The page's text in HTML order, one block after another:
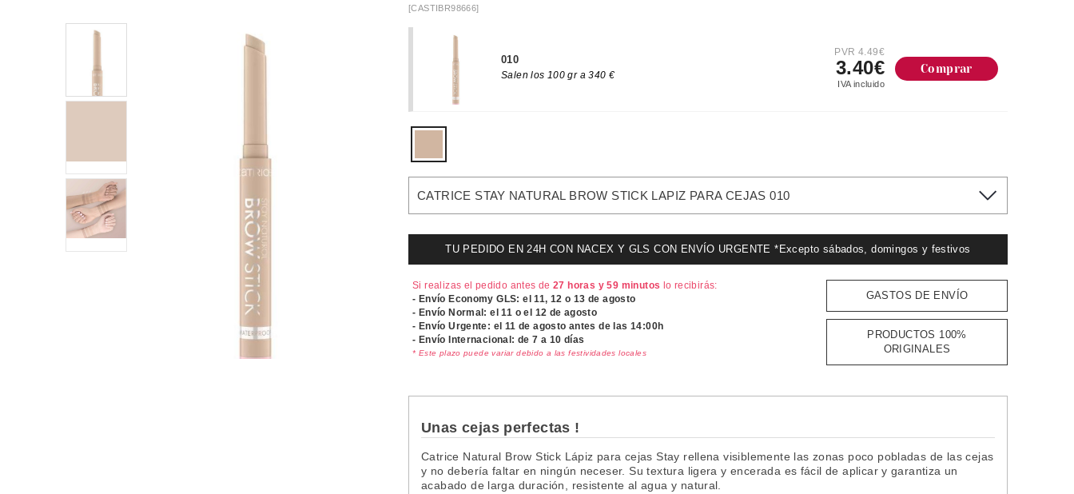
[CASTIBR98666]
010
Salen los 100 gr a 340 €
PVR 4.49€
3.40€
IVA incluido
Comprar
CATRICE STAY NATURAL BROW STICK LAPIZ PARA CEJAS 010
TU PEDIDO EN 24H CON NACEX Y GLS CON ENVÍO URGENTE *Excepto sábados, domingos y festivos
Si realizas el pedido antes de27 horas y 59 minutos lo recibirás:
- Envío Economy GLS: el11, 12 o 13 de agosto
- Envío Normal: el11 o el 12 de agosto
- Envío Urgente: el 11 de agosto antes de las 14:00h
- Envío Internacional: de 7 a 10 días
* Este plazo puede variar debido a las festividades locales
GASTOS DE ENVÍO
PRODUCTOS 100%
ORIGINALES
Unas cejas perfectas !
Catrice Natural Brow Stick Lápiz para cejas Stay rellena visiblemente las zonas poco pobladas de las cejas
y no debería faltar en ningún neceser. Su textura ligera y encerada es fácil de aplicar y garantiza un
acabado de larga duración, resistente al agua y natural.